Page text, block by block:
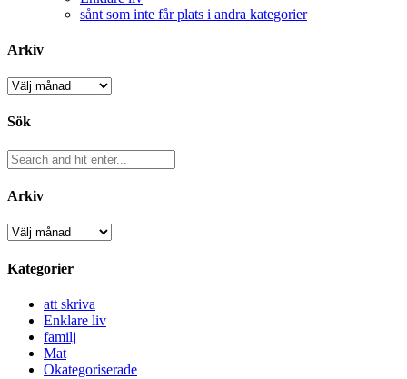
sånt som inte får plats i andra kategorier
Arkiv
Arkiv
Sök
Arkiv
Arkiv
Kategorier
att skriva
Enklare liv
familj
Mat
Okategoriserade